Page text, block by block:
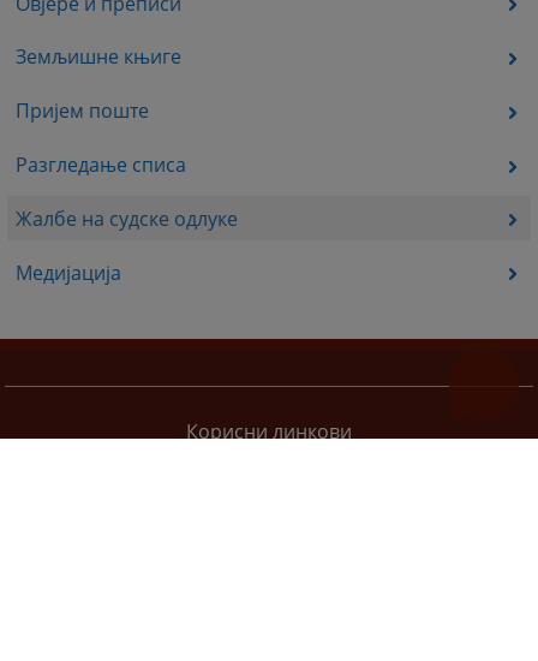
Земљишне књиге
Пријем поште
Разгледање списа
Жалбе на судске одлуке
Медијација
Корисни линкови